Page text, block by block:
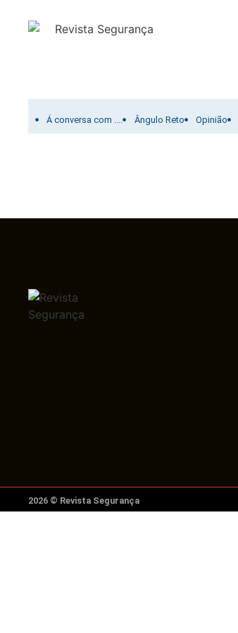
Filtrar por:
Á conversa com .... Ângulo Reto Opinião
2026 © Revista Segurança